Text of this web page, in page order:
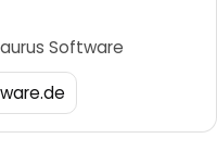
Software